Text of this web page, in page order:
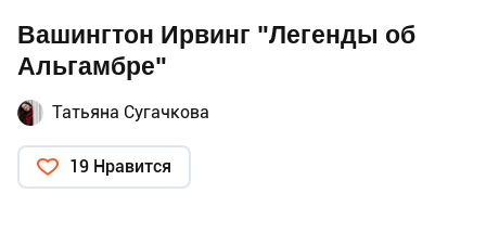
Вашингтон Ирвинг "Легенды об
Альгамбре"
Татьяна Сугачкова
19 Нравится